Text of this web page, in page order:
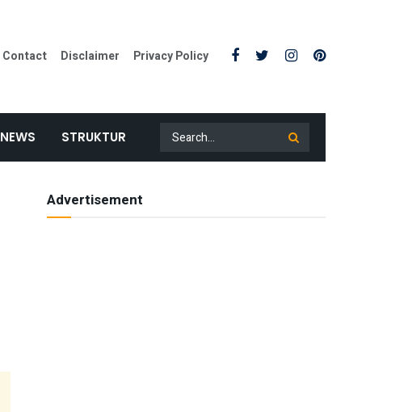
Contact Disclaimer Privacy Policy
NEWS STRUKTUR
Advertisement